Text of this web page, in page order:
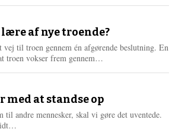
e
r
e
af nye troende?
til troen gennem én afgørende beslutning. En
troen vokser frem gennem…
e
r
e
med at standse op
andre mennesker, skal vi gøre det uventede.